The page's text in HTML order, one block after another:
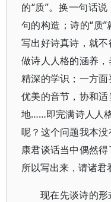
的“质”。换一句话
句的构造；诗的“质
写出好诗真诗，就
做诗人人格的涵养，
精深的学识；一方
优美的音节，协和
地……即完满诗人人
呢？这个问题我本
康君谈话当中偶然
所以写出来，请诸君
现在先谈诗的